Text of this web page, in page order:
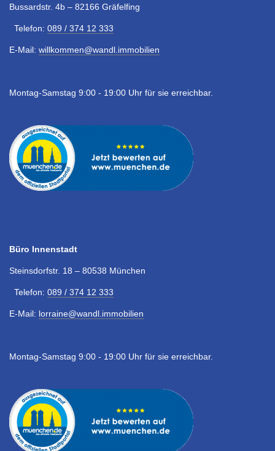
Bussardstr. 4b – 82166 Gräfelfing
Telefon: 089 / 374 12 333
E-Mail: willkommen@wandl.immobilien
Montag-Samstag 9:00 - 19:00 Uhr für sie erreichbar.
Büro Innenstadt
Steinsdorfstr. 18 – 80538 München
Telefon: 089 / 374 12 333
E-Mail: lorraine@wandl.immobilien
Montag-Samstag 9:00 - 19:00 Uhr für sie erreichbar.